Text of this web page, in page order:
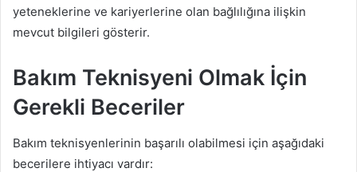
yeteneklerine ve kariyerlerine olan bağlılığına ilişkin
mevcut bilgileri gösterir.
Bakım Teknisyeni Olmak İçin
Gerekli Beceriler
Bakım teknisyenlerinin başarılı olabilmesi için aşağıdaki
becerilere ihtiyacı vardır: